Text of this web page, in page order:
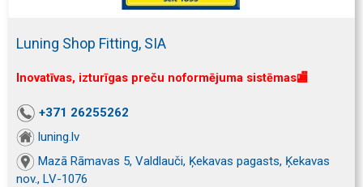
Luning Shop Fitting, SIA
Inovatīvas, izturīgas preču noformējuma sistēmas🏬
+371 26255262
luning.lv
Mazā Rāmavas 5, Valdlauči, Ķekavas pagasts, Ķekavas
nov., LV-1076